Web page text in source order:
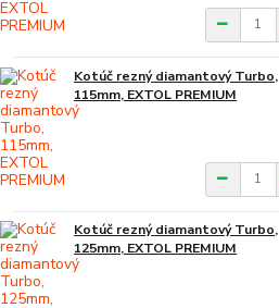
Kotúč rezný diamantový Turbo,
115mm, EXTOL PREMIUM
Kotúč rezný diamantový Turbo,
125mm, EXTOL PREMIUM